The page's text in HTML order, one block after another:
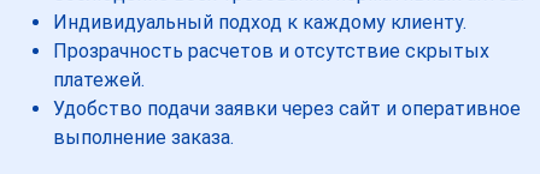
Индивидуальный подход к каждому клиенту.
Прозрачность расчетов и отсутствие скрытых
платежей.
Удобство подачи заявки через сайт и оперативное
выполнение заказа.